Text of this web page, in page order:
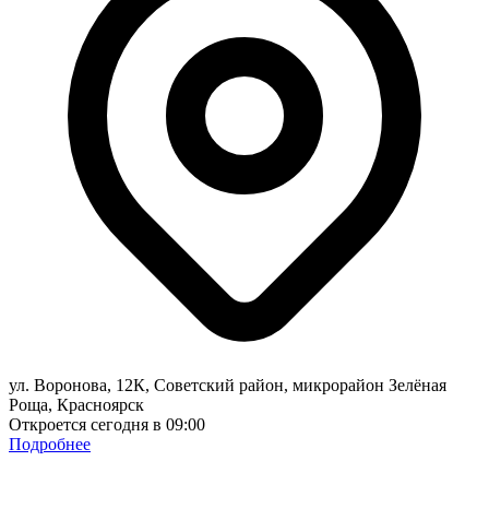
ул. Воронова, 12К, Советский район, микрорайон Зелёная
Роща, Красноярск
Откроется сегодня в 09:00
Подробнее